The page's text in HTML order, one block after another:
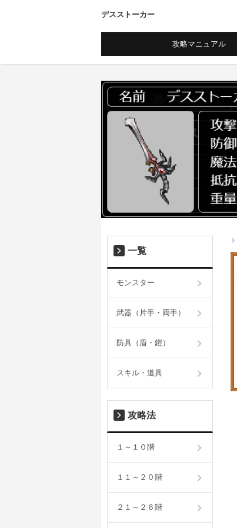
デスストーカー
攻略マニュアル
一覧
モンスター
武器（片手・両手）
防具（盾・鎧）
スキル・道具
攻略法
１～１０階
１１～２０階
２１～２６階